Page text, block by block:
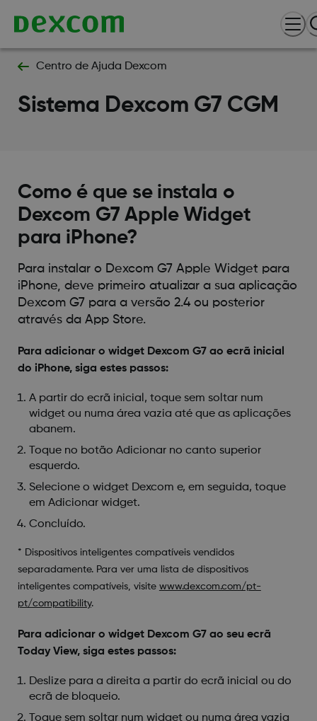
Centro de Ajuda Dexcom
Sistema Dexcom G7 CGM
Como é que se instala o
Dexcom G7 Apple Widget
para iPhone?
Para instalar o Dexcom G7 Apple Widget para
iPhone, deve primeiro atualizar a sua aplicação
Dexcom G7 para a versão 2.4 ou posterior
através da App Store.
Para adicionar o widget Dexcom G7 ao ecrã inicial
do iPhone, siga estes passos:
A partir do ecrã inicial, toque sem soltar num
widget ou numa área vazia até que as aplicações
abanem.
Toque no botão Adicionar no canto superior
esquerdo.
Selecione o widget Dexcom e, em seguida, toque
em Adicionar widget.
Concluído.
* Dispositivos inteligentes compatíveis vendidos
separadamente. Para ver uma lista de dispositivos
inteligentes compatíveis, visite www.dexcom.com/pt-
pt/compatibility.
Para adicionar o widget Dexcom G7 ao seu ecrã
Today View, siga estes passos:
Deslize para a direita a partir do ecrã inicial ou do
ecrã de bloqueio.
Toque sem soltar num widget ou numa área vazia